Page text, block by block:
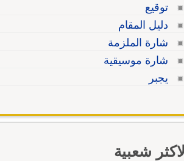
توقيع
دليل المقام
شارة الملزمة
شارة موسيقية
يجبر
شعبية